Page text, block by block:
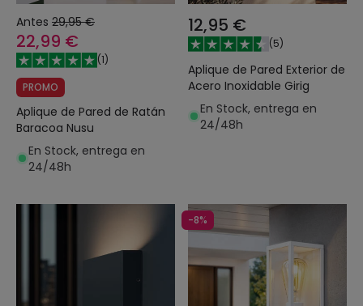
Antes 29,95 €
22,99 €
(1)
PROMO
Aplique de Pared de Ratán
Baracoa Nusu
En Stock, entrega en
24/48h
12,95 €
(5)
Aplique de Pared Exterior de
Acero Inoxidable Girig
En Stock, entrega en
24/48h
-8%